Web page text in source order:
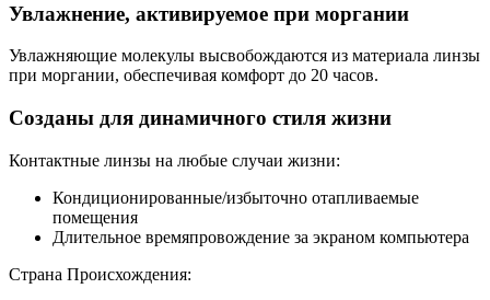
Увлажнение, активируемое при моргании
Увлажняющие молекулы высвобождаются из материала линзы
при моргании, обеспечивая комфорт до 20 часов.
Созданы для динамичного стиля жизни
Контактные линзы на любые случаи жизни:
Кондиционированные/избыточно отапливаемые
помещения
Длительное времяпровождение за экраном компьютера
Страна Происхождения: